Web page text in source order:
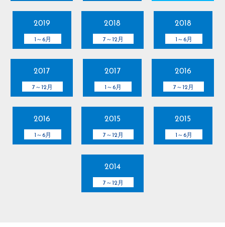
2019
1～6月
2018
7～12月
2018
1～6月
2017
7～12月
2017
1～6月
2016
7～12月
2016
1～6月
2015
7～12月
2015
1～6月
2014
7～12月